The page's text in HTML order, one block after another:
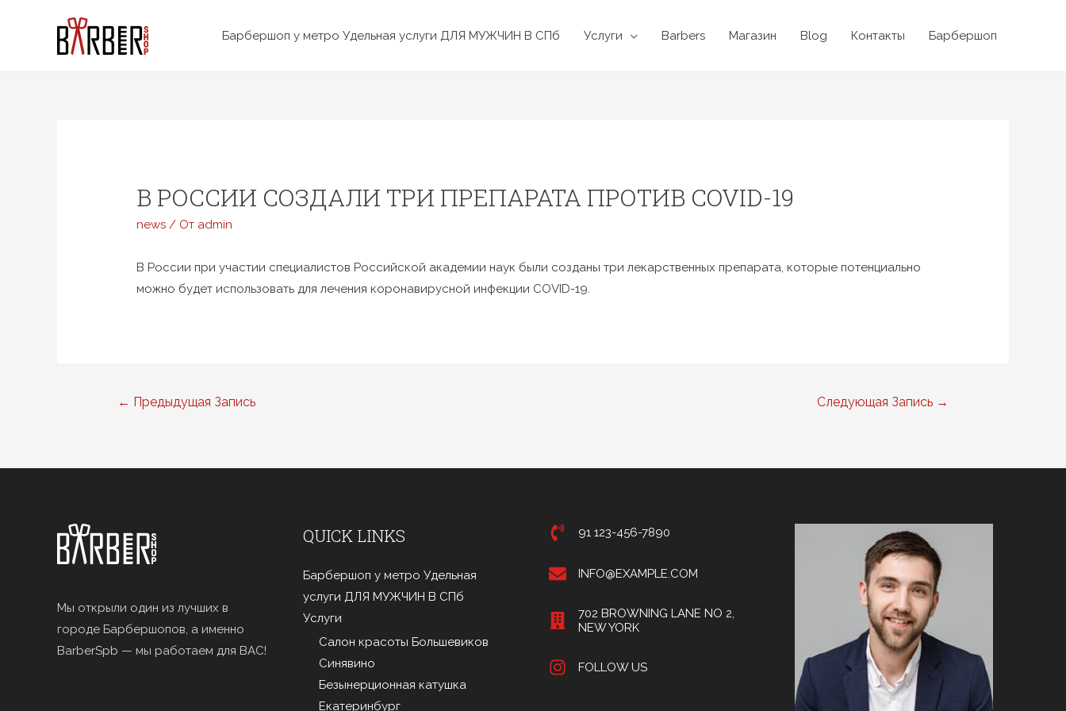
содержимому
Барбершоп у метро Удельная услуги ДЛЯ МУЖЧИН В СПб Услуги Barbers Магазин Blog Контакты Барбершоп
В РОССИИ СОЗДАЛИ ТРИ ПРЕПАРАТА ПРОТИВ COVID-19
news / От admin
В России при участии специалистов Российской академии наук были созданы три лекарственных препарата, которые потенциально
можно будет использовать для лечения коронавирусной инфекции COVID-19.
Навигация
← Предыдущая Запись Следующая Запись →
Мы открыли один из лучших в
городе Барбершопов, а именно
BarberSpb — мы работаем для ВАС!
QUICK LINKS
Барбершоп у метро Удельная
услуги ДЛЯ МУЖЧИН В СПб
Услуги
Салон красоты Большевиков
Синявино
Безынерционная катушка
Екатеринбург
91 123-456-7890
INFO@EXAMPLE.COM
702 BROWNING LANE NO 2,
NEW YORK
FOLLOW US